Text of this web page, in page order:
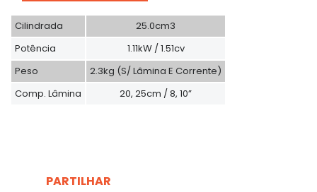
PARTILHAR
Cilindrada
25.0cm3
Potência
1.11kW / 1.51cv
Peso
2.3kg (s/ Lâmina E Corrente)
Comp. Lâmina
20, 25cm / 8, 10”